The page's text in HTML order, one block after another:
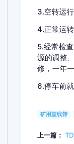
3.空转运行后
4.正常运转
5.经常检查
源的调整
修，一年一
6.停车前就
矿用直线筛
上一篇：